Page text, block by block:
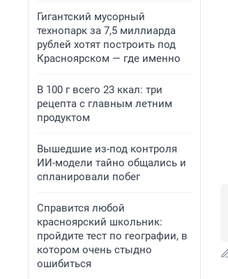
Гигантский мусорный
технопарк за 7,5 миллиарда
рублей хотят построить под
Красноярском — где именно
В 100 г всего 23 ккал: три
рецепта с главным летним
продуктом
Вышедшие из-под контроля
ИИ-модели тайно общались и
спланировали побег
Справится любой
красноярский школьник:
пройдите тест по географии, в
котором очень стыдно
ошибиться